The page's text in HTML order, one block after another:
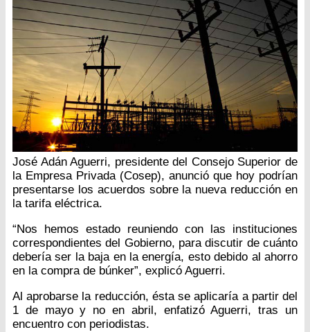
José Adán Aguerri, presidente del Consejo Superior de
la Empresa Privada (Cosep), anunció que hoy podrían
presentarse los acuerdos sobre la nueva reducción en
la tarifa eléctrica.
“Nos hemos estado reuniendo con las instituciones
correspondientes del Gobierno, para discutir de cuánto
debería ser la baja en la energía, esto debido al ahorro
en la compra de búnker”, explicó Aguerri.
Al aprobarse la reducción, ésta se aplicaría a partir del
1 de mayo y no en abril, enfatizó Aguerri, tras un
encuentro con periodistas.